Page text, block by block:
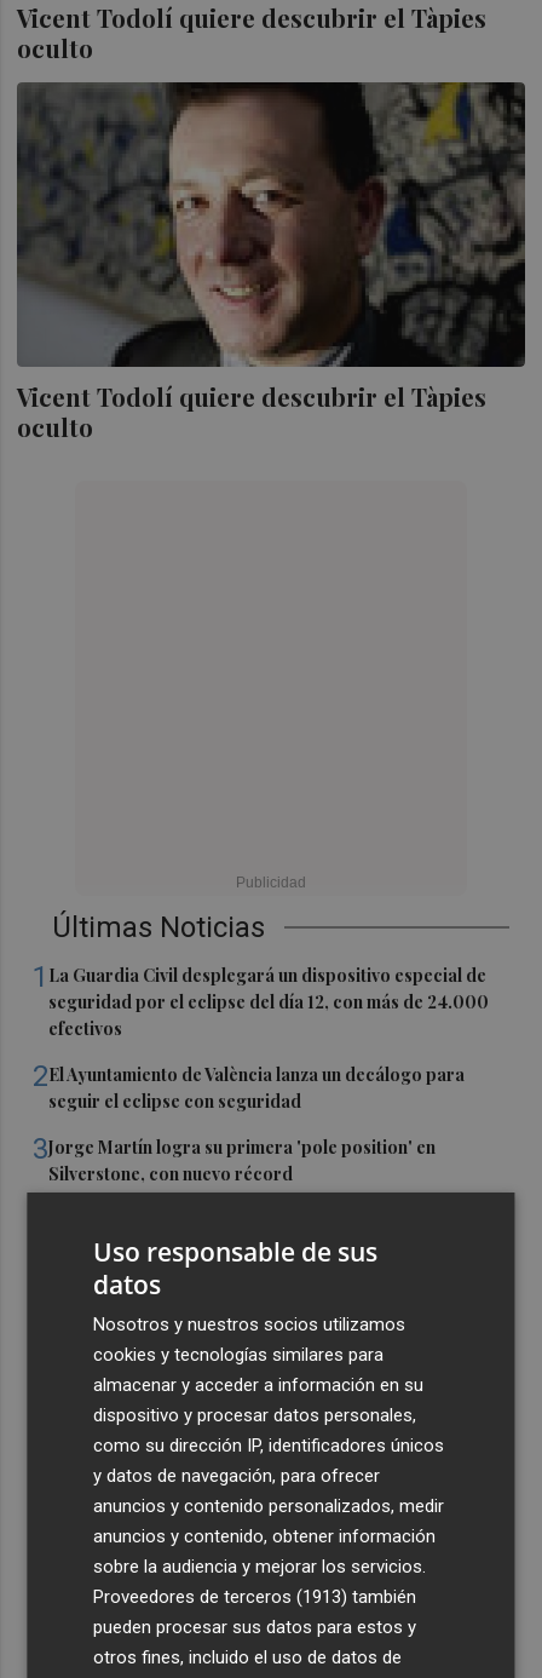
Vicent Todolí quiere descubrir el Tàpies
oculto
Vicent Todolí quiere descubrir el Tàpies
oculto
Últimas Noticias
1 La Guardia Civil desplegará un dispositivo especial de
seguridad por el eclipse del día 12, con más de 24.000
efectivos
2El Ayuntamiento de València lanza un decálogo para
seguir el eclipse con seguridad
3Jorge Martín logra su primera 'pole position' en
Silverstone, con nuevo récord
estimulado el cariño por el valenciano"
Un gol de Bardeli decide el duelo entre el Levante y su
filial (1-0)
Uso responsable de sus
datos
Nosotros y nuestros socios utilizamos
cookies y tecnologías similares para
almacenar y acceder a información en su
dispositivo y procesar datos personales,
como su dirección IP, identificadores únicos
y datos de navegación, para ofrecer
anuncios y contenido personalizados, medir
anuncios y contenido, obtener información
sobre la audiencia y mejorar los servicios.
Proveedores de terceros (1913) también
pueden procesar sus datos para estos y
otros fines, incluido el uso de datos de